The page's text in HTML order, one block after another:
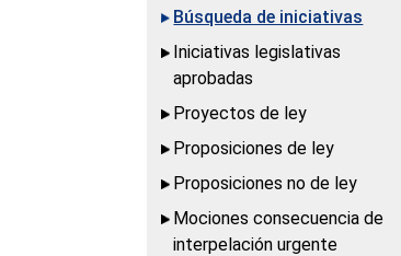
Búsqueda de iniciativas
Iniciativas legislativas
aprobadas
Proyectos de ley
Proposiciones de ley
Proposiciones no de ley
Mociones consecuencia de
interpelación urgente